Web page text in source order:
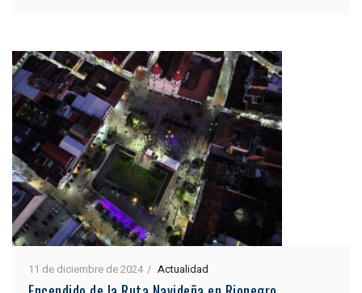
11 de diciembre de 2024 Actualidad